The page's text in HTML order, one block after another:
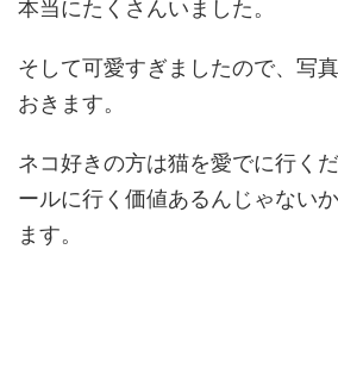
そして可愛すぎましたので、写
おきます。
ネコ好きの方は猫を愛でに行く
ールに行く価値あるんじゃない
ます。